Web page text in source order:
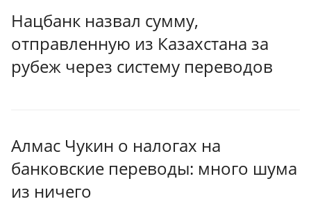
Нацбанк назвал сумму,
отправленную из Казахстана за
рубеж через систему переводов
Алмас Чукин о налогах на
банковские переводы: много шума
из ничего